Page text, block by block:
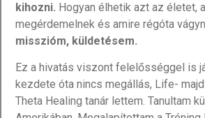
kihozni. Hogyan élhetik azt az életet,
megérdemelnek és amire régóta
misszióm, küldetésem.
Ez a hivatás viszont felelősséggel is
kezdete óta nincs megállás, Life-
Theta Healing tanár lettem. Tanultam